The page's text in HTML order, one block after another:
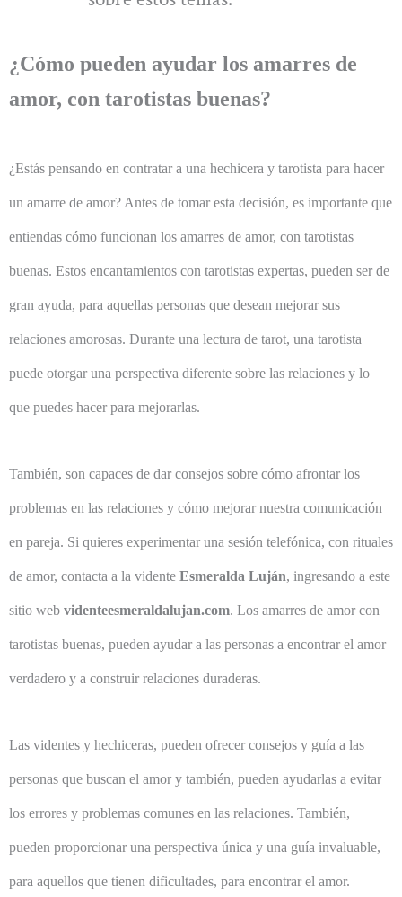
¿Cómo pueden ayudar los amarres de
amor, con tarotistas buenas?
¿Estás pensando en contratar a una hechicera y tarotista para hacer
un amarre de amor? Antes de tomar esta decisión, es importante que
entiendas cómo funcionan los amarres de amor, con tarotistas
buenas. Estos encantamientos con tarotistas expertas, pueden ser de
gran ayuda, para aquellas personas que desean mejorar sus
relaciones amorosas. Durante una lectura de tarot, una tarotista
puede otorgar una perspectiva diferente sobre las relaciones y lo
que puedes hacer para mejorarlas.
También, son capaces de dar consejos sobre cómo afrontar los
problemas en las relaciones y cómo mejorar nuestra comunicación
en pareja. Si quieres experimentar una sesión telefónica, con rituales
de amor, contacta a la vidente Esmeralda Luján, ingresando a este
sitio web videnteesmeraldalujan.com. Los amarres de amor con
tarotistas buenas, pueden ayudar a las personas a encontrar el amor
verdadero y a construir relaciones duraderas.
Las videntes y hechiceras, pueden ofrecer consejos y guía a las
personas que buscan el amor y también, pueden ayudarlas a evitar
los errores y problemas comunes en las relaciones. También,
pueden proporcionar una perspectiva única y una guía invaluable,
para aquellos que tienen dificultades, para encontrar el amor.